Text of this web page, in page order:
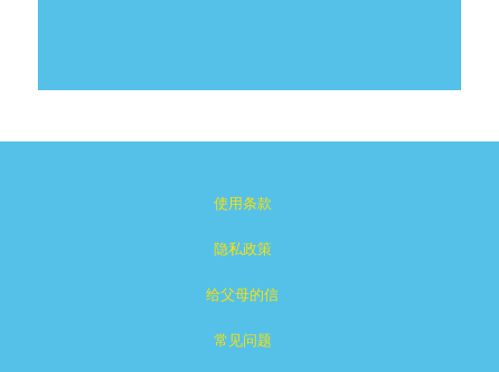
使用条款
隐私政策
给父母的信
常见问题